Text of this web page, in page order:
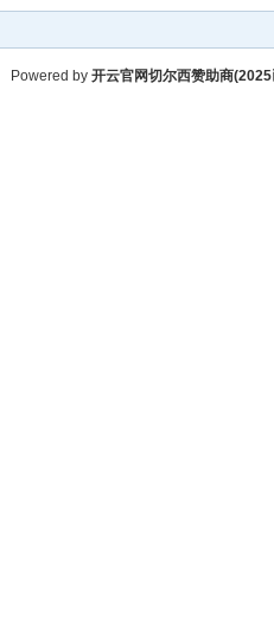
Powered by 开云官网切尔西赞助商